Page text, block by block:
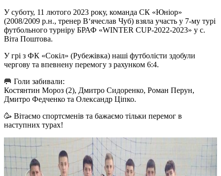
У суботу, 11 лютого 2023 року, команда СК «Юніор»
(2008/2009 р.н., тренер В‘ячеслав Чуб) взяла участь у 7-му турі
футбольного турніру БРАФ «WINTER CUP-2022-2023» у с.
Віта Поштова.
У грі з ФК «Сокіл» (Рубежівка) наші футболісти здобули
чергову та впевнену перемогу з рахунком 6:4.
🥅 Голи забивали:
Костянтин Мороз (2), Дмитро Сидоренко, Роман Перун,
Дмитро Федченко та Олександр Ціпко.
🥳 Вітаємо спортсменів та бажаємо тільки перемог в
наступних турах!